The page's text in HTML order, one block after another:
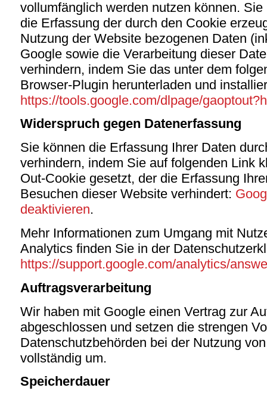
vollumfänglich werden nutzen können.
die Erfassung der durch den Cookie
Nutzung der Website bezogenen Daten
Google sowie die Verarbeitung dieser
verhindern, indem Sie das unter dem
Browser-Plugin herunterladen und
https://tools.google.com/dlpage/
Widerspruch gegen Datenerfassung
Sie können die Erfassung Ihrer Daten
verhindern, indem Sie auf folgenden Link
Out-Cookie gesetzt, der die Erfassung
Besuchen dieser Website verhindert:
deaktivieren.
Mehr Informationen zum Umgang mit
Analytics finden Sie in der
https://support.google.com/analytics/
Auftragsverarbeitung
Wir haben mit Google einen Vertrag zur
abgeschlossen und setzen die strengen
Datenschutzbehörden bei der Nutzung
vollständig um.
Speicherdauer